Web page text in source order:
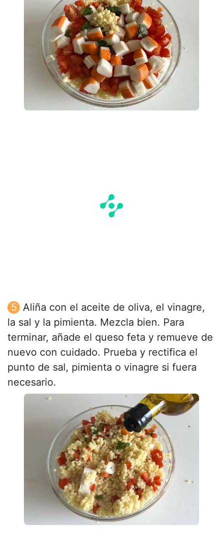
Aliña con el aceite de oliva, el vinagre,
la sal y la pimienta. Mezcla bien. Para
terminar, añade el queso feta y remueve de
nuevo con cuidado. Prueba y rectifica el
punto de sal, pimienta o vinagre si fuera
necesario.